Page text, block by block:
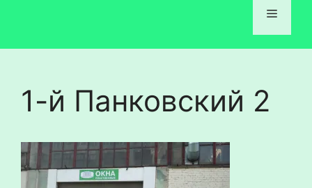
Меню
1-й Панковский 2